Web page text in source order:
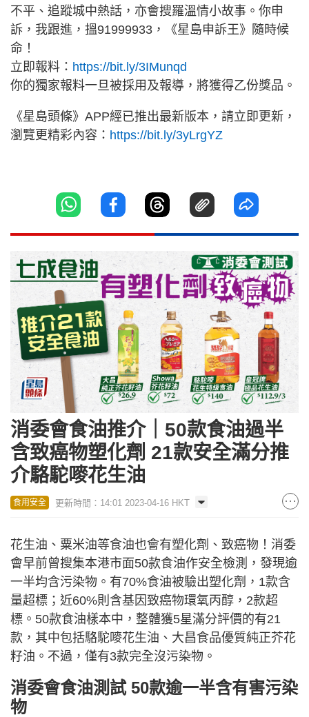
不平、追蹤城中熱話，亦會搜羅溫情小故事。你申
訴，我跟進，搵91999933，《星島申訴王》隨時候
命！
立即報料： https://bit.ly/3IMunqd
你的獨家報料一旦被採用及報導，將獲得乙份獎品。
《星島頭條》APP經已推出最新版本，請立即更新，
瀏覽更精彩內容： https://bit.ly/3yLrgYZ
消委會食油推介｜50款食油過半
含致癌物塑化劑 21款安全滿分推
介駱駝嘜花生油
食用安全 更新時間：14:01 2023-04-16 HKT
花生油、粟米油等食油也會有塑化劑、致癌物！消委
會早前曾搜集本港市面50款食油作安全檢測，發現逾
一半均含污染物。有70%食油被驗出塑化劑，1款含
量超標；近60%則含基因致癌物環氧丙醇，2款超
標。50款食油樣本中，整體獲5星滿分評價的有21
款，其中包括駱駝嘜花生油、大昌食品優質純正芥花
籽油。不過，僅有3款完全沒污染物。
消委會食油測試 50款逾一半含有害污染
物